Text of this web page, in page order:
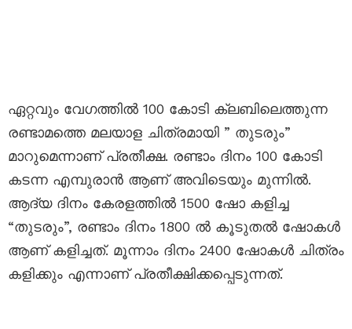
ഏറ്റവും വേഗത്തിൽ 100 കോടി ക്ലബിലെത്തുന്ന
രണ്ടാമത്തെ മലയാള ചിത്രമായി ” തുടരും”
മാറുമെന്നാണ് പ്രതീക്ഷ. രണ്ടാം ദിനം 100 കോടി
കടന്ന എമ്പുരാൻ ആണ് അവിടെയും മുന്നിൽ.
ആദ്യ ദിനം കേരളത്തിൽ 1500 ഷോ കളിച്ച
“തുടരും”, രണ്ടാം ദിനം 1800 ൽ കൂടുതൽ ഷോകൾ
ആണ് കളിച്ചത്. മൂന്നാം ദിനം 2400 ഷോകൾ ചിത്രം
കളിക്കും എന്നാണ് പ്രതീക്ഷിക്കപ്പെടുന്നത്.